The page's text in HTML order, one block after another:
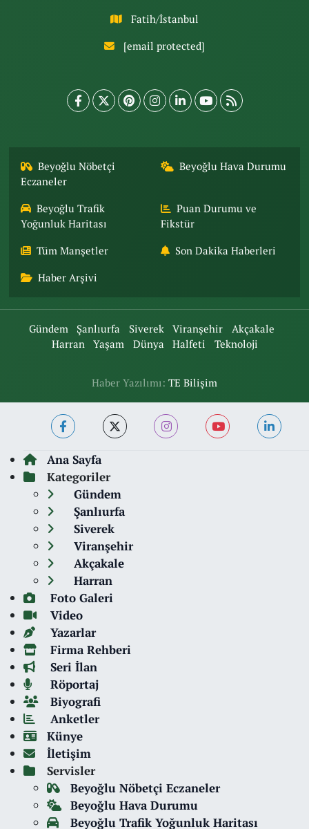
Fatih/İstanbul
[email protected]
Beyoğlu Nöbetçi
Eczaneler
Beyoğlu Hava Durumu
Beyoğlu Trafik
Yoğunluk Haritası
Puan Durumu ve
Fikstür
Tüm Manşetler Son Dakika Haberleri
Haber Arşivi
Gündem Şanlıurfa Siverek Viranşehir
Akçakale
Harran
Yaşam Dünya Halfeti Teknoloji
Haber Yazılımı: TE Bilişim
Ana Sayfa
Kategoriler
Gündem
Şanlıurfa
Siverek
Viranşehir
Akçakale
Harran
Foto Galeri
Video
Yazarlar
Firma Rehberi
Seri İlan
Röportaj
Biyografi
Anketler
Künye
İletişim
Servisler
Beyoğlu Nöbetçi Eczaneler
Beyoğlu Hava Durumu
Beyoğlu Trafik Yoğunluk Haritası